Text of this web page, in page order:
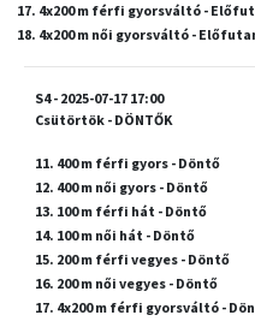
17. 4x200 m férfi gyorsváltó -
18. 4x200 m női gyorsváltó -
S4 - 2025-07-17 17:00
Csütörtök - DÖNTŐK
11. 400 m férfi gyors - Döntő
12. 400 m női gyors - Döntő
13. 100 m férfi hát - Döntő
14. 100 m női hát - Döntő
15. 200 m férfi vegyes - Döntő
16. 200 m női vegyes - Döntő
17. 4x200 m férfi gyorsváltó -